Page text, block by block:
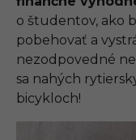
o študentov, ako
pobehovať a
nezodpovedné
sa nahých
bicykloch!